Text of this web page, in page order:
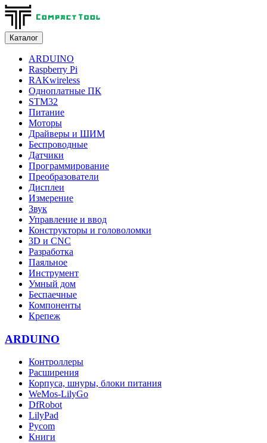
Каталог
ARDUINO
Raspberry Pi
RAKwireless
Одноплатные ПК
STM32
Питание
Моторы
Драйверы и ШИМ
Беспроводные
Датчики
Программирование
Преобразователи
Дисплеи
Измерение
Звук
Управление и ввод
Конструкторы и головоломки
3D и CNC
Разработка
Паяльное
Инструмент
Умный дом
Беспаечные
Компоненты
Крепеж
ARDUINO
Контроллеры
Расширения
Корпуса, шнуры, блоки питания
WeMos-LilyGo
DfRobot
LilyPad
Pycom
Книги